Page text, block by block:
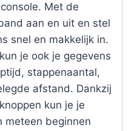
Met de
aan en uit en stel
snel en makkelijk in.
je ook je gegevens
stappenaantal,
afstand. Dankzij
kun je je
meteen beginnen